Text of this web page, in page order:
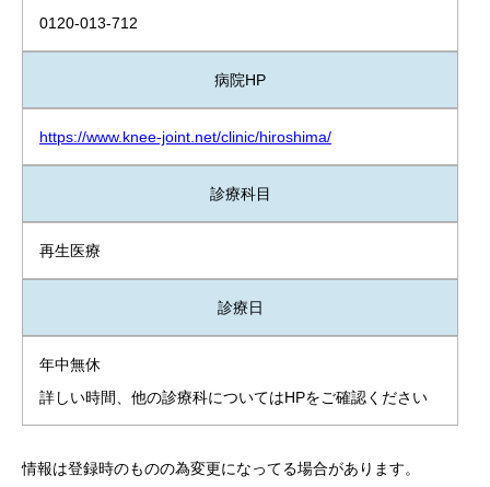
0120-013-712
病院HP
https://www.knee-joint.net/clinic/hiroshima/
診療科目
再生医療
診療日
年中無休
詳しい時間、他の診療科についてはHPをご確認ください
情報は登録時のものの為変更になってる場合があります。